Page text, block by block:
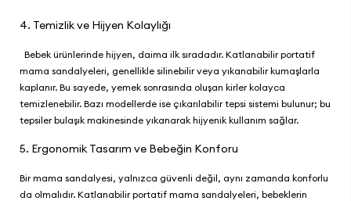
4. Temizlik ve Hijyen Kolaylığı
Bebek ürünlerinde hijyen, daima ilk sıradadır. Katlanabilir portatif
mama sandalyeleri, genellikle silinebilir veya yıkanabilir kumaşlarla
kaplanır. Bu sayede, yemek sonrasında oluşan kirler kolayca
temizlenebilir. Bazı modellerde ise çıkarılabilir tepsi sistemi bulunur; bu
tepsiler bulaşık makinesinde yıkanarak hijyenik kullanım sağlar.
5. Ergonomik Tasarım ve Bebeğin Konforu
Bir mama sandalyesi, yalnızca güvenli değil, aynı zamanda konforlu
da olmalıdır. Katlanabilir portatif mama sandalyeleri, bebeklerin